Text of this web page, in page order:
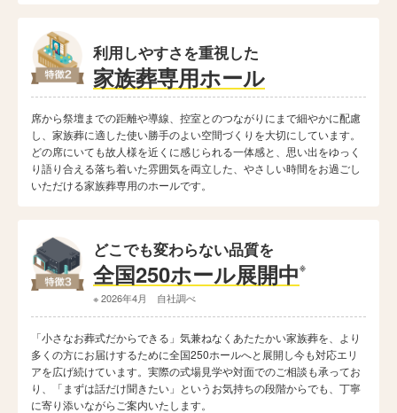
利用しやすさを重視した
家族葬専用ホール
席から祭壇までの距離や導線、控室とのつながりにまで細やかに配慮
し、家族葬に適した使い勝手のよい空間づくりを大切にしています。
どの席にいても故人様を近くに感じられる一体感と、思い出をゆっく
り語り合える落ち着いた雰囲気を両立した、やさしい時間をお過ごし
いただける家族葬専用のホールです。
どこでも変わらない品質を
全国250ホール展開中※
※ 2026年4月 自社調べ
「小さなお葬式だからできる」気兼ねなくあたたかい家族葬を、より
多くの方にお届けするために全国250ホールへと展開し今も対応エリ
アを広げ続けています。実際の式場見学や対面でのご相談も承ってお
り、「まずは話だけ聞きたい」というお気持ちの段階からでも、丁寧
に寄り添いながらご案内いたします。